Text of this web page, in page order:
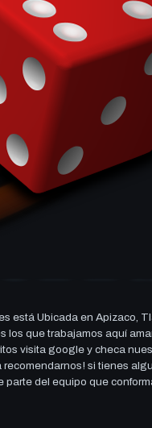
está Ubicada en Apizaco,
que trabajamos aquí
visita google y checa
si tienes
del equipo que